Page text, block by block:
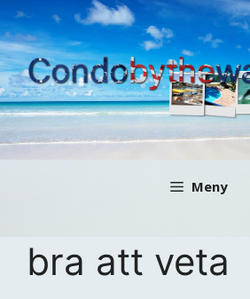
Hoppa
till
innehåll
Meny
bra att veta